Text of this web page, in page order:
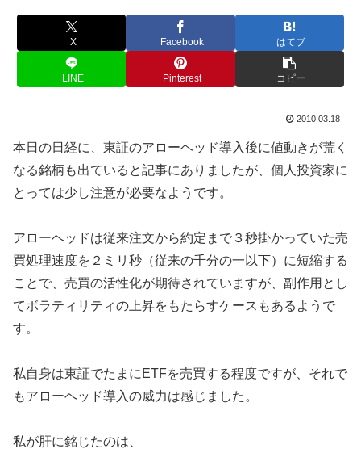
X Facebook はてブ
LINE Pinterest コピー
2010.03.18
本日の日経に、東証のアローヘッド導入後に値動きが荒く
なる銘柄も出ていると記事にありましたが、個人投資家に
とっては少し注意が必要なようです。
アローヘッドは従来注文から約定まで３秒掛かっていた売
買処理速度を２ミリ秒（従来の千分の一以下）に短縮する
ことで、売買の活性化が期待されていますが、副作用とし
てボラティリティの上昇をもたらすケースもあるようで
す。
私自身は東証でたまにETFを売買する程度ですが、それで
もアローヘッド導入の威力は感じました。
私が肝に銘じたのは、